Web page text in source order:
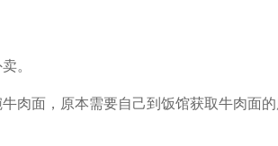
。
肉面，原本需要自己到饭馆获取牛肉面